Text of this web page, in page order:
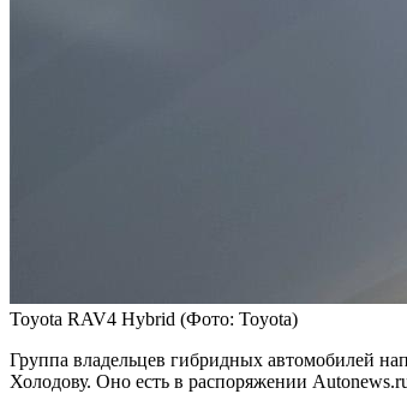
Toyota RAV4 Hybrid (Фото: Toyota)
Группа владельцев гибридных автомобилей
Холодову. Оно есть в распоряжении